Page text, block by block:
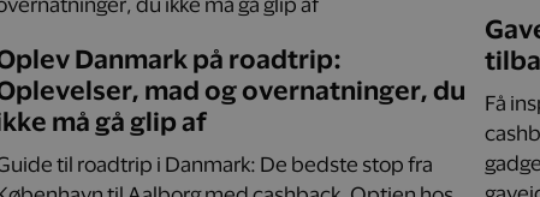
Danmark på roadtrip:
mad og overnatninger, du
må gå glip af
til roadtrip i Danmark: De bedste stop fra
Få